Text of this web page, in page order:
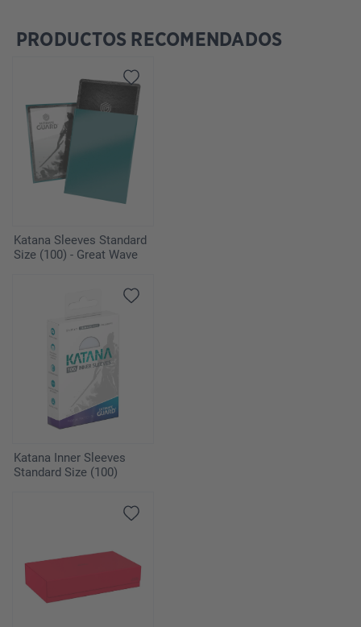
Omitir la galería de productos
PRODUCTOS RECOMENDADOS
Katana Sleeves Standard
Size (100) - Great Wave
Katana Inner Sleeves
Standard Size (100)